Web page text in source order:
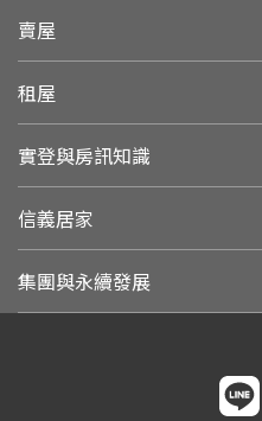
賣屋
租屋
實登與房訊知識
信義居家
集團與永續發展